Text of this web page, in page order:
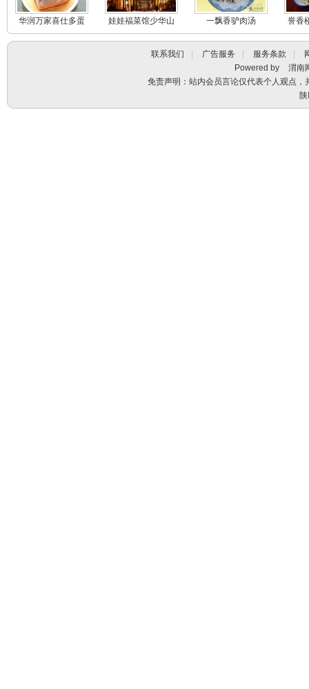
华润万家喜仕多蛋
糕
娃娃福菜馆少华山
石门山庄店
一飘香驴肉汤 誉香
联系我们 广告服务 服务条款
Powered by
渭南
免责声明：站内会员言论仅代表个人观点